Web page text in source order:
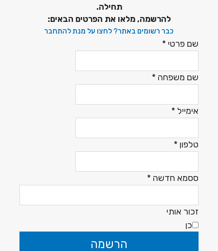
תחילה.
להרשמה, מלאו את הפרטים הבאים:
כבר רשומים באתר? לחצו על מנת להתחבר
שם פרטי *
שם משפחה *
אימייל *
טלפון *
ססמא חדשה *
זכור אותי
כן
הרשמה